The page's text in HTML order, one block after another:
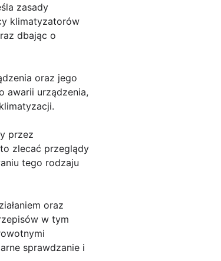
zasady
klimatyzatorów
dbając o
oraz jego
awarii urządzenia,
przez
zlecać przeglądy
tego rodzaju
oraz
w tym
sprawdzanie i